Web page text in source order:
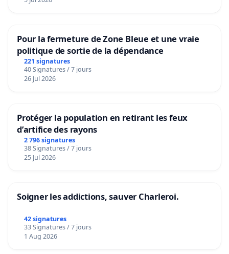
Pour la fermeture de Zone Bleue et une vraie
politique de sortie de la dépendance
221 signatures
40 Signatures / 7 jours
26 Jul 2026
Protéger la population en retirant les feux
d’artifice des rayons
2 796 signatures
38 Signatures / 7 jours
25 Jul 2026
Soigner les addictions, sauver Charleroi.
42 signatures
33 Signatures / 7 jours
1 Aug 2026